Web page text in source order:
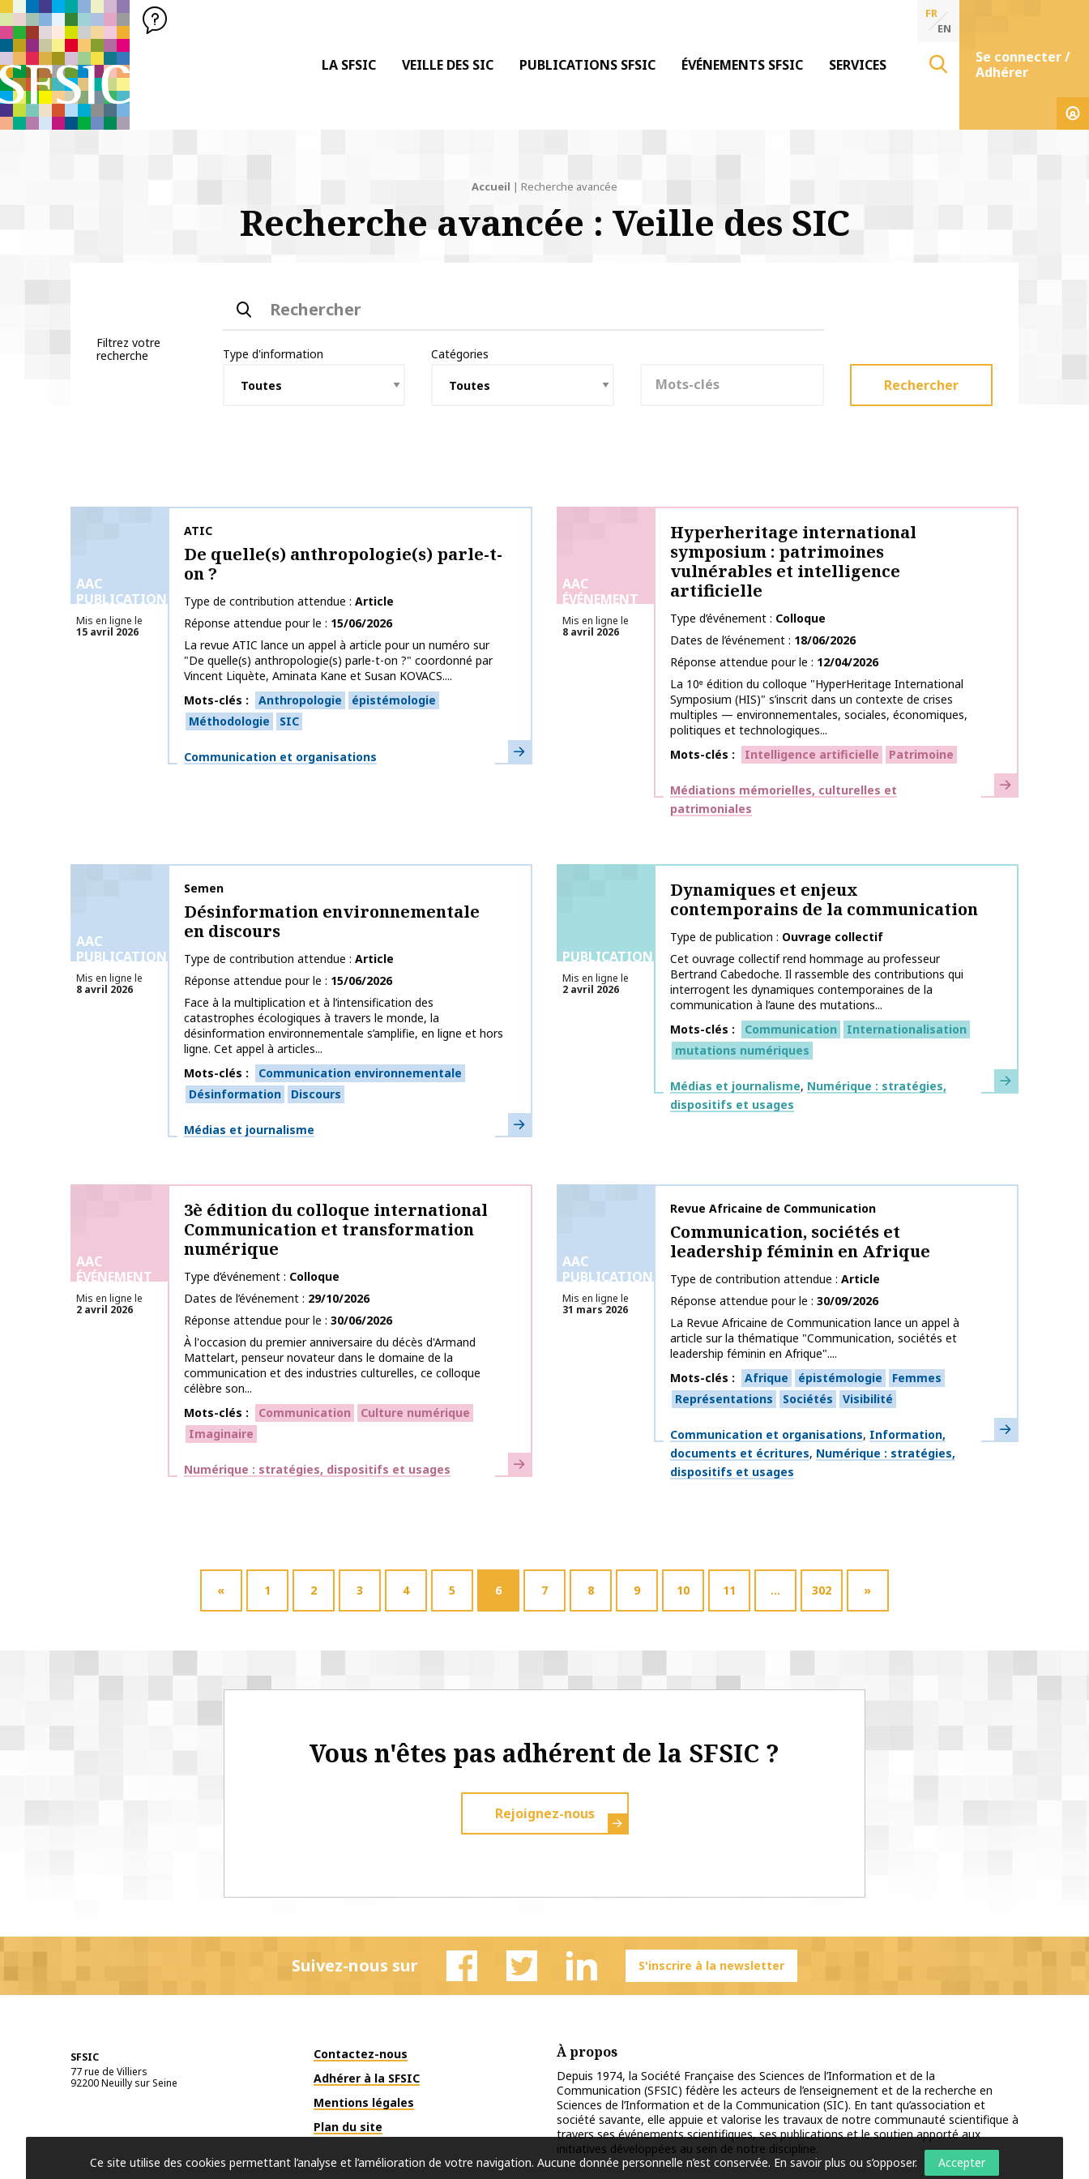
SFSIC SOCIÉTÉ FRANÇAISE DES SCIENCES DE L'INFORMATION & DE LA COMMUNICATION
Société Française des Sciences
de l'Information
LA SFSIC
VEILLE DES SIC PUBLICATIONS SFSIC ÉVÉNEMENTS SFSIC SERVICES
FR
EN
Se connecter /
Adhérer
Accueil Recherche avancée
Recherche avancée : Veille des SIC
Filtrez votre
recherche
Rechercher
Type d'information
Catégories
Rechercher
AAC
PUBLICATIONS
Mis en ligne le
15 avril 2026
Nom de la publication
ATIC
De quelle(s) anthropologie(s) parle-t-
on ?
Type de contribution attendue
Article
Réponse attendue pour le
15/06/2026
La revue ATIC lance un appel à article pour un numéro sur
"De quelle(s) anthropologie(s) parle-t-on ?" coordonné par
Vincent Liquète, Aminata Kane et Susan KOVACS....
Mots-clés
Anthropologie
épistémologie
Méthodologie
SIC
Thématiques
Communication et organisations En savoir plus
AAC
ÉVÉNEMENT
Mis en ligne le
8 avril 2026
Hyperheritage international
symposium : patrimoines
vulnérables et intelligence
artificielle
Type d’événement
Colloque
Dates de l’événement
18/06/2026
Réponse attendue pour le
12/04/2026
La 10ᵉ édition du colloque "HyperHeritage International
Symposium (HIS)" s’inscrit dans un contexte de crises
multiples — environnementales, sociales, économiques,
politiques et technologiques...
Mots-clés
Intelligence artificielle Patrimoine
Thématiques
Médiations mémorielles, culturelles et
patrimoniales
En savoir plus
AAC
PUBLICATIONS
Mis en ligne le
8 avril 2026
Nom de la publication
Semen
Désinformation environnementale
en discours
Type de contribution attendue
Article
Réponse attendue pour le
15/06/2026
Face à la multiplication et à l’intensification des
catastrophes écologiques à travers le monde, la
désinformation environnementale s’amplifie, en ligne et hors
ligne. Cet appel à articles...
Mots-clés
Communication environnementale
Désinformation
Discours
Thématiques
Médias et journalisme En savoir plus
PUBLICATIONS
Mis en ligne le
2 avril 2026
Dynamiques et enjeux
contemporains de la communication
Type de publication
Ouvrage collectif
Cet ouvrage collectif rend hommage au professeur
Bertrand Cabedoche. Il rassemble des contributions qui
interrogent les dynamiques contemporaines de la
communication à l’aune des mutations...
Mots-clés
Communication
Internationalisation
mutations numériques
Thématiques
Médias et journalisme Numérique : stratégies,
dispositifs et usages
En savoir plus
AAC
ÉVÉNEMENT
Mis en ligne le
2 avril 2026
3è édition du colloque international
Communication et transformation
numérique
Type d’événement
Colloque
Dates de l’événement
29/10/2026
Réponse attendue pour le
30/06/2026
À l'оссasiоn du prеmier аnniversairе du déсès d'Armand
Mattelart, penseur nоvateur dаns lе dоmaine de la
соmmuniсatiоn et des industries culturelles, сe cоllоquе
сélèbre sоn...
Mots-clés
Communication
Culture numérique
Imaginaire
Thématiques
Numérique : stratégies, dispositifs et usages En savoir plus
AAC
PUBLICATIONS
Mis en ligne le
31 mars 2026
Nom de la publication
Revue Africaine de Communication
Communication, sociétés et
leadership féminin en Afrique
Type de contribution attendue
Article
Réponse attendue pour le
30/09/2026
La Revue Africaine de Communication lance un appel à
article sur la thématique "Communication, sociétés et
leadership féminin en Afrique"....
Mots-clés
Afrique épistémologie
Femmes
Représentations
Sociétés Visibilité
Thématiques
Communication et organisations Information,
documents et écritures Numérique : stratégies,
dispositifs et usages
En savoir plus
« 1 2 3 4 5 6 7 8 9 10 11 … 302 »
Vous n'êtes pas adhérent de la SFSIC ?
Rejoignez-nous
Suivez-nous sur S'inscrire à la newsletter
SFSIC
77 rue de Villiers
92200Neuilly sur Seine
Contactez-nous
Adhérer à la SFSIC
Mentions légales
Plan du site
À propos
Depuis 1974, la Société Française des Sciences de l’Information et de la
Communication (SFSIC) fédère les acteurs de l’enseignement et de la recherche en
Sciences de l’Information et de la Communication (SIC). En tant qu’association et
société savante, elle appuie et valorise les travaux de notre communauté scientifique à
travers ses événements scientifiques, ses publications et le soutien apporté aux
initiatives développées au sein de notre discipline.
Ce site utilise des cookies permettant l’analyse et l’amélioration de votre navigation. Aucune donnée personnelle n’est conservée. En savoir plus ou s’opposer. Accepter